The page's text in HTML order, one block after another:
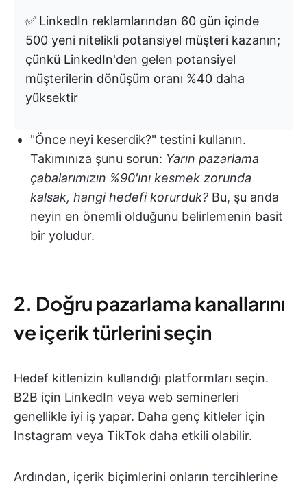
✅ LinkedIn reklamlarından 60 gün içinde
500 yeni nitelikli potansiyel müşteri kazanın;
çünkü LinkedIn'den gelen potansiyel
müşterilerin dönüşüm oranı %40 daha
yüksektir
"Önce neyi keserdik?" testini kullanın.
Takımınıza şunu sorun: Yarın pazarlama
çabalarımızın %90'ını kesmek zorunda
kalsak, hangi hedefi korurduk? Bu, şu anda
neyin en önemli olduğunu belirlemenin basit
bir yoludur.
2. Doğru pazarlama kanallarını
ve içerik türlerini seçin
Hedef kitlenizin kullandığı platformları seçin.
B2B için LinkedIn veya web seminerleri
genellikle iyi iş yapar. Daha genç kitleler için
Instagram veya TikTok daha etkili olabilir.
Ardından, içerik biçimlerini onların tercihlerine